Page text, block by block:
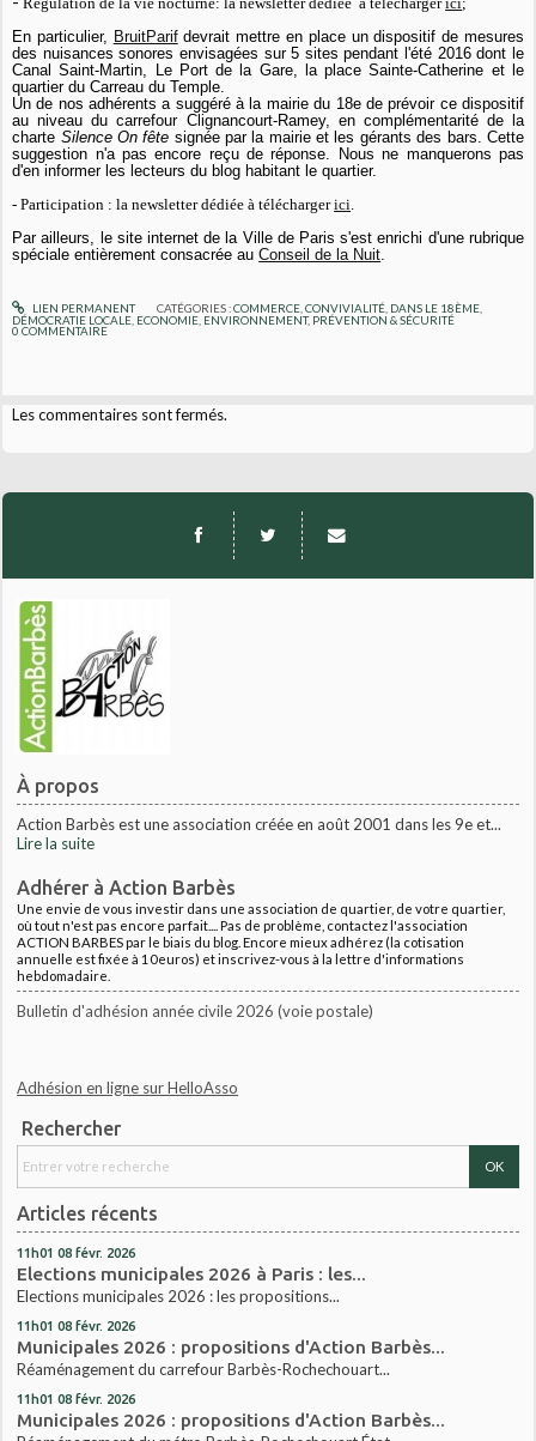
À propos
Action Barbès est une association créée en août 2001 dans les 9e et...
Lire la suite
Adhérer à Action Barbès
Une envie de vous investir dans une association de quartier, de votre quartier,
où tout n'est pas encore parfait.... Pas de problème, contactez l'association
ACTION BARBES par le biais du blog. Encore mieux adhérez (la cotisation
annuelle est fixée à 10euros) et inscrivez-vous à la lettre d'informations
hebdomadaire.
Bulletin d'adhésion année civile 2026 (voie postale)
Adhésion en ligne sur HelloAsso
Rechercher
Articles récents
11h01 08 févr. 2026
Elections municipales 2026 à Paris : les...
Elections municipales 2026 : les propositions...
11h01 08 févr. 2026
Municipales 2026 : propositions d'Action Barbès...
Réaménagement du carrefour Barbès-Rochechouart...
11h01 08 févr. 2026
Municipales 2026 : propositions d'Action Barbès...
En particulier, BruitParifdevrait mettre en place un dispositif de mesures
des nuisances sonores envisagées sur 5 sites pendant l'été 2016 dont le
Canal Saint-Martin, Le Port de la Gare, la place Sainte-Catherine et le
quartier du Carreau du Temple.
Un de nos adhérents a suggéré à la mairie du 18e de prévoir ce dispositif
au niveau du carrefour Clignancourt-Ramey, en complémentarité de la
charte Silence On fête signée par la mairie et les gérants des bars. Cette
suggestion n'a pas encore reçu de réponse. Nous ne manquerons pas
d'en informer les lecteurs du blog habitant le quartier.
- Participation : la newsletter dédiée à téléchargerici
Par ailleurs, le site internet de la Ville de Paris s'est enrichi d'une rubrique
spéciale entièrement consacrée auConseil de la Nuit
LIEN PERMANENT CATÉGORIES :COMMERCE, CONVIVIALITÉ, DANS LE 18ÈME,
DÉMOCRATIE LOCALE ECONOMIE ENVIRONNEMENT, PRÉVENTION & SÉCURITÉ
0 COMMENTAIRE
Les commentaires sont fermés.